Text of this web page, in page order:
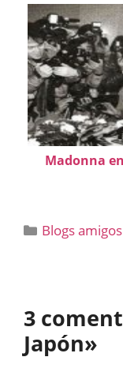
Madonna
Categorías
Blogs amigos
3
Japón»